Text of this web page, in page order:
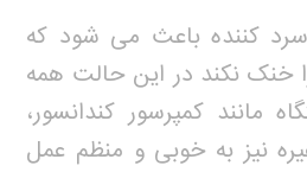
کننده باعث می شود که
خنک نکند در این حالت همه
مانند کمپرسور کندانسور،
نیز به خوبی و منظم عمل